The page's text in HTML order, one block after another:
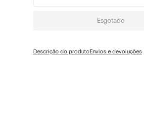
Esgotado
Descrição do produtoEnvios e devoluções